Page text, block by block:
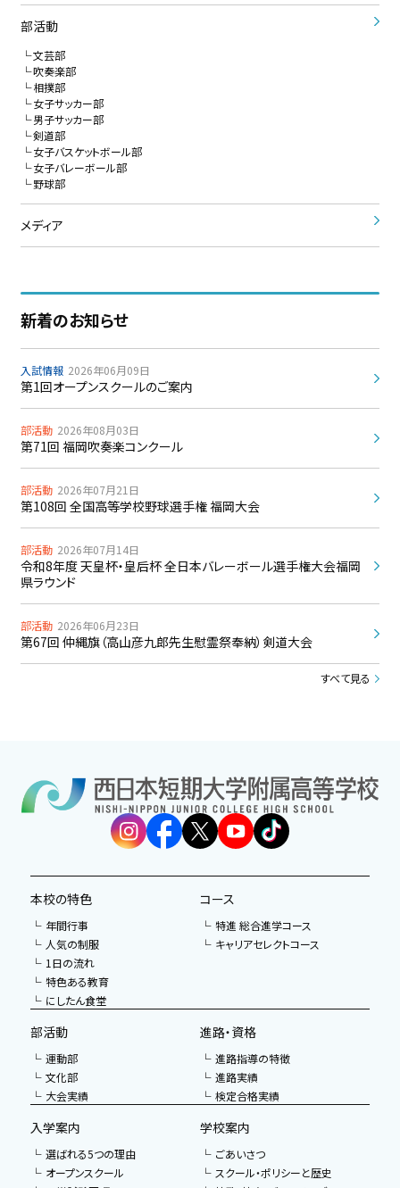
部活動
文芸部
吹奏楽部
相撲部
女子サッカー部
男子サッカー部
剣道部
女子バスケットボール部
女子バレーボール部
野球部
メディア
新着のお知らせ
入試情報 2026年06月09日
第1回オープンスクールのご案内
部活動 2026年08月03日
第71回 福岡吹奏楽コンクール
部活動 2026年07月21日
第108回 全国高等学校野球選手権 福岡大会
部活動 2026年07月14日
令和8年度 天皇杯・皇后杯 全日本バレーボール選手権大会福岡
県ラウンド
部活動 2026年06月23日
第67回 仲縄旗（高山彦九郎先生慰霊祭奉納）剣道大会
すべて見る
本校の特色
年間行事
人気の制服
1日の流れ
特色ある教育
にしたん食堂
コース
特進 総合進学コース
キャリアセレクトコース
部活動
運動部
文化部
大会実績
進路・資格
進路指導の特徴
進路実績
検定合格実績
入学案内
選ばれる5つの理由
オープンスクール
学校案内
ごあいさつ
スクール・ポリシーと歴史